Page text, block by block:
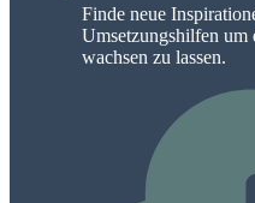
Finde neue
Umsetzungshilfen um
wachsen zu lassen.